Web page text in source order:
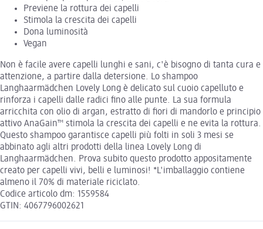
Previene la rottura dei capelli
Stimola la crescita dei capelli
Dona luminosità
Vegan
Non è facile avere capelli lunghi e sani, c'è bisogno di tanta cura e
attenzione, a partire dalla detersione. Lo shampoo
Langhaarmädchen Lovely Long è delicato sul cuoio capelluto e
rinforza i capelli dalle radici fino alle punte. La sua formula
arricchita con olio di argan, estratto di fiori di mandorlo e principio
attivo AnaGain™ stimola la crescita dei capelli e ne evita la rottura.
Questo shampoo garantisce capelli più folti in soli 3 mesi se
abbinato agli altri prodotti della linea Lovely Long di
Langhaarmädchen. Prova subito questo prodotto appositamente
creato per capelli vivi, belli e luminosi! *L'imballaggio contiene
almeno il 70% di materiale riciclato.
Codice articolo dm: 1559584
GTIN: 4067796002621